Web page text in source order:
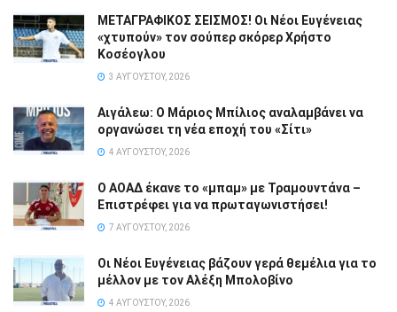
ΜΕΤΑΓΡΑΦΙΚΟΣ ΣΕΙΣΜΟΣ! Οι Νέοι Ευγένειας
«χτυπούν» τον σούπερ σκόρερ Χρήστο
Κοσέογλου
3 ΑΥΓΟΎΣΤΟΥ, 2026
Αιγάλεω: Ο Μάριος Μπίλιος αναλαμβάνει να
οργανώσει τη νέα εποχή του «Σίτι»
4 ΑΥΓΟΎΣΤΟΥ, 2026
Ο ΑΟΑΔ έκανε το «μπαμ» με Τραμουντάνα –
Επιστρέφει για να πρωταγωνιστήσει!
7 ΑΥΓΟΎΣΤΟΥ, 2026
Οι Νέοι Ευγένειας βάζουν γερά θεμέλια για το
μέλλον με τον Αλέξη Μπολοβίνο
4 ΑΥΓΟΎΣΤΟΥ, 2026